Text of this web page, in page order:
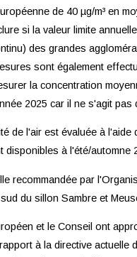
de 40 µg/m³ en
si la valeur limite
des grandes
sont également
la concentration
2025 car il ne s'agit
de l'air est évaluée à
disponibles à l'été/automne
recommandée par
du sillon Sambre et
et le Conseil ont
à la directive actuelle